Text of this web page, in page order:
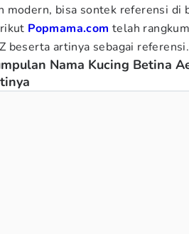
modern, bisa sontek referensi di
Popmama.com telah
beserta artinya sebagai referensi.
Nama Kucing Betina